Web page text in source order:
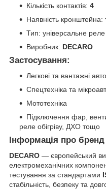
Кількість контактів: 4
Наявність кронштейна:
Тип: універсальне реле
Виробник: DECARO
Застосування:
Легкові та вантажні
Спецтехніка та
Мототехніка
Підключення фар,
реле обігріву, ДХО тощо
Інформація про бренд
DECARO — європейський
електромеханічних
тестування за стандартами
стабільність, безпеку та